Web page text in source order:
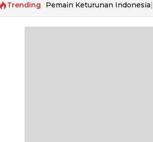
Trending Pemain Keturunan Indonesia